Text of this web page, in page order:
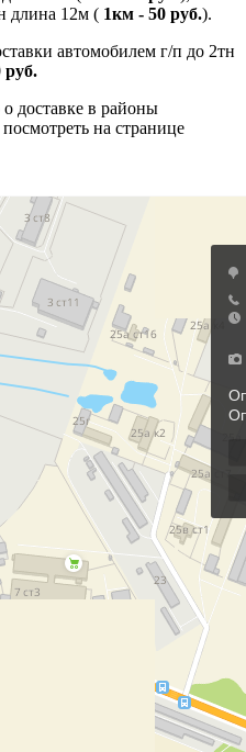
длина 12м ( 1км - 50 руб.).
автомобилем г/п до 2тн
руб.
доставке в районы
на странице